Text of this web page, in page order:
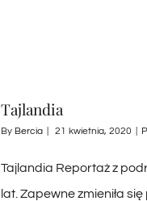
Tajlandia
By Bercia 21 kwietnia, 2020
Tajlandia Reportaż z
lat. Zapewne zmieniła